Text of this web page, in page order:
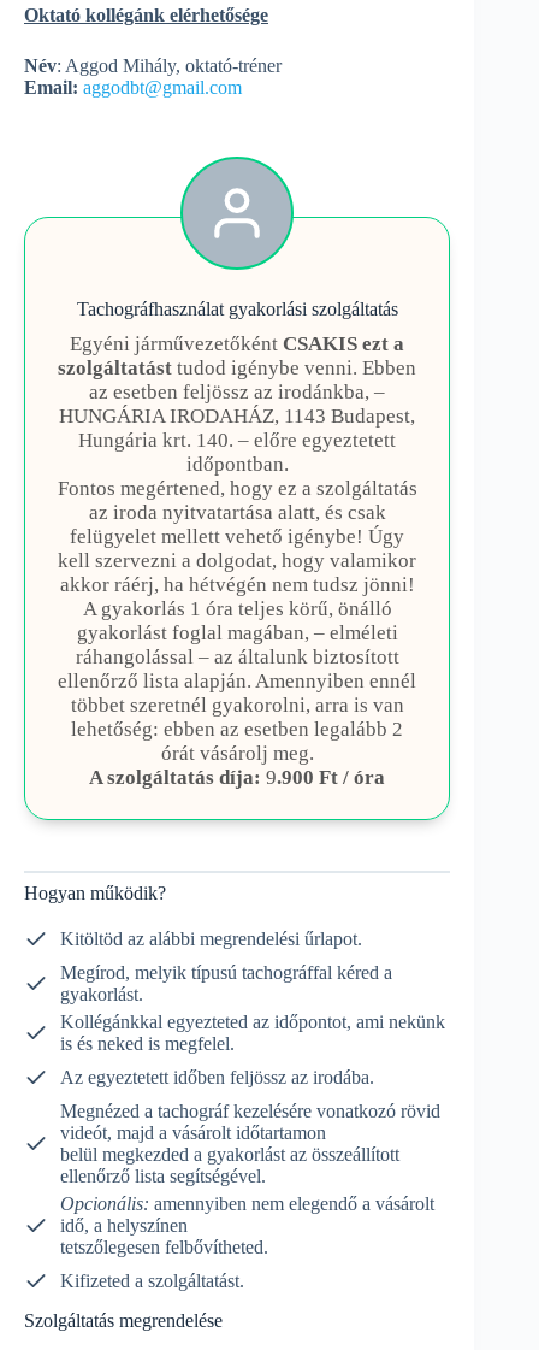
Oktató kollégánk elérhetősége
Név: Aggod Mihály, oktató-tréner
Email: aggodbt@gmail.com
Tachográfhasználat gyakorlási szolgáltatás
Egyéni járművezetőkéntCSAKIS ezt a
szolgáltatást tudod igénybe venni. Ebben
az esetben feljössz az irodánkba, –
HUNGÁRIA IRODAHÁZ, 1143 Budapest,
Hungária krt. 140. – előre egyeztetett
időpontban.
Fontos megértened, hogy ez a szolgáltatás
az iroda nyitvatartása alatt, és csak
felügyelet mellett vehető igénybe! Úgy
kell szervezni a dolgodat, hogy valamikor
akkor ráérj, ha hétvégén nem tudsz jönni!
A gyakorlás 1 óra teljes körű, önálló
gyakorlást foglal magában, – elméleti
ráhangolással – az általunk biztosított
ellenőrző lista alapján. Amennyiben ennél
többet szeretnél gyakorolni, arra is van
lehetőség: ebben az esetben legalább 2
órát vásárolj meg.
A szolgáltatás díja:9.900 Ft / óra
Hogyan működik?
Kitöltöd az alábbi megrendelési űrlapot.
Megírod, melyik típusú tachográffal kéred a
gyakorlást.
Kollégánkkal egyezteted az időpontot, ami nekünk
is és neked is megfelel.
Az egyeztetett időben feljössz az irodába.
Megnézed a tachográf kezelésére vonatkozó rövid
videót, majd a vásárolt időtartamon
belül megkezded a gyakorlást az összeállított
ellenőrző lista segítségével.
Opcionális: amennyiben nem elegendő a vásárolt
idő, a helyszínen
tetszőlegesen felbővítheted.
Kifizeted a szolgáltatást.
Szolgáltatás megrendelése